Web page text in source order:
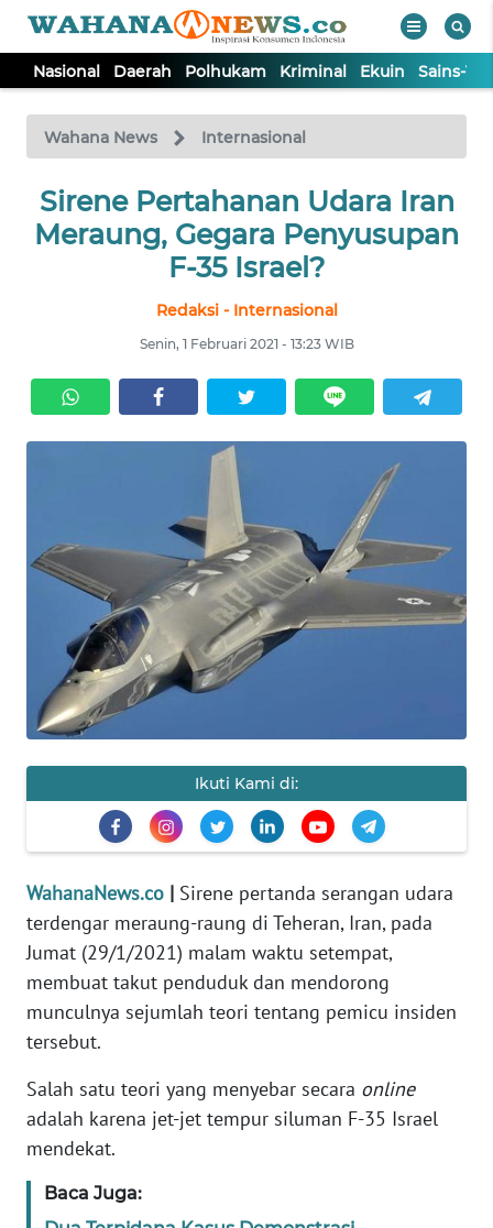
Nasional Daerah Polhukam Kriminal Ekuin Sains-
Wahana News Internasional
Sirene Pertahanan Udara Iran
Meraung, Gegara Penyusupan
F-35 Israel?
Redaksi - Internasional
Senin, 1 Februari 2021 - 13:23 WIB
Ikuti Kami di:
WahanaNews.co | Sirene pertanda serangan udara
terdengar meraung-raung di Teheran, Iran, pada
Jumat (29/1/2021) malam waktu setempat,
membuat takut penduduk dan mendorong
munculnya sejumlah teori tentang pemicu insiden
tersebut.
Salah satu teori yang menyebar secara online
adalah karena jet-jet tempur siluman F-35 Israel
mendekat.
Baca Juga:
TV
Tutup
NASIONAL
KRIMINAL
EKUIN
KESEHATAN
INTERNASIONAL
SERBA-SERBI
OLAHRAGA
EDITORIAL
Informasi
INDEKS
KONTAK
KAMI
INFO